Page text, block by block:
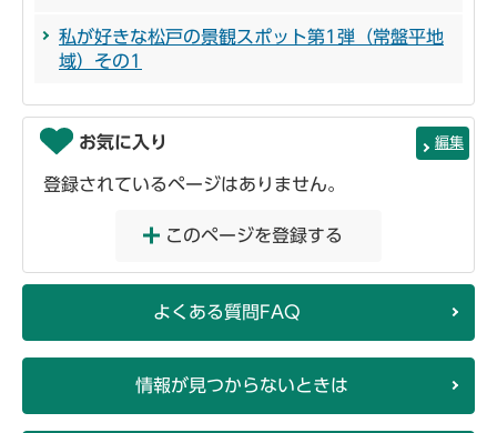
私が好きな松戸の景観スポット第1弾（常盤平地
域）その1
お気に入り 編集
登録されているページはありません。
このページを登録する
よくある質問FAQ
情報が見つからないときは